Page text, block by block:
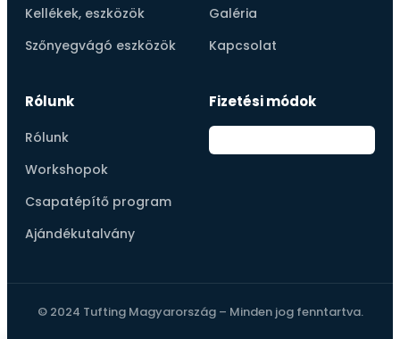
Kellékek, eszközök
Szőnyegvágó eszközök
Galéria
Kapcsolat
Rólunk
Rólunk
Workshopok
Csapatépítő program
Ajándékutalvány
Fizetési módok
© 2024 Tufting Magyarország – Minden jog fenntartva.